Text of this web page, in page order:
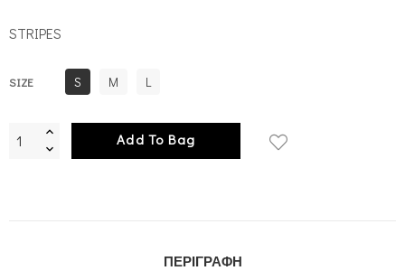
STRIPES
SIZE S M L
Add To Bag
ΠΕΡΙΓΡΑΦΉ